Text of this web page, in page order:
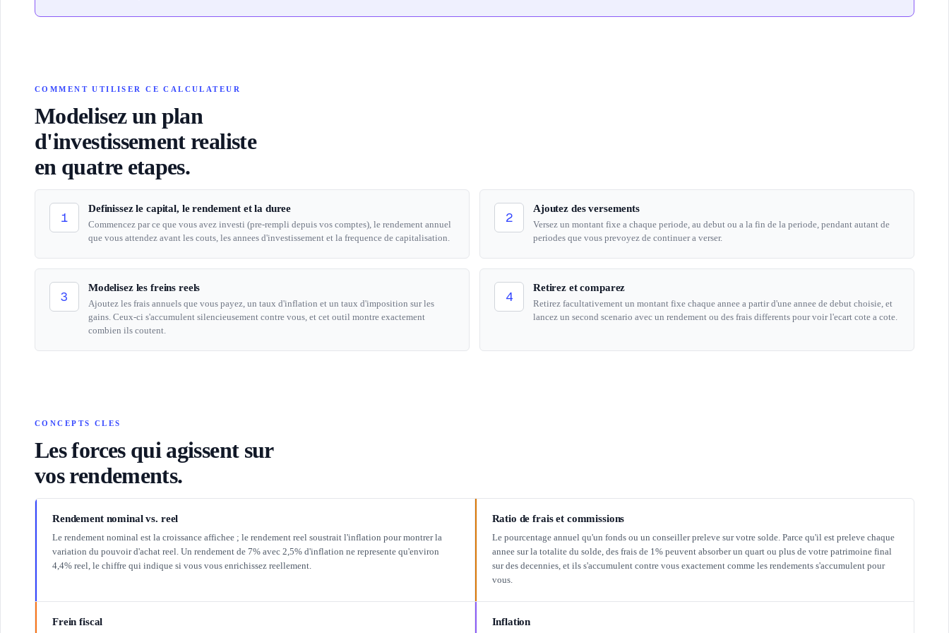
COMMENT UTILISER CE CALCULATEUR
Modelisez un plan
d'investissement realiste
en quatre etapes.
1
Definissez le capital, le rendement et la duree
Commencez par ce que vous avez investi (pre-rempli depuis vos comptes), le rendement annuel
que vous attendez avant les couts, les annees d'investissement et la frequence de capitalisation.
2
Ajoutez des versements
Versez un montant fixe a chaque periode, au debut ou a la fin de la periode, pendant autant de
periodes que vous prevoyez de continuer a verser.
3
Modelisez les freins reels
Ajoutez les frais annuels que vous payez, un taux d'inflation et un taux d'imposition sur les
gains. Ceux-ci s'accumulent silencieusement contre vous, et cet outil montre exactement
combien ils coutent.
4
Retirez et comparez
Retirez facultativement un montant fixe chaque annee a partir d'une annee de debut choisie, et
lancez un second scenario avec un rendement ou des frais differents pour voir l'ecart cote a cote.
CONCEPTS CLES
Les forces qui agissent sur
vos rendements.
Rendement nominal vs. reel
Le rendement nominal est la croissance affichee ; le rendement reel soustrait l'inflation pour montrer la
variation du pouvoir d'achat reel. Un rendement de 7% avec 2,5% d'inflation ne represente qu'environ
4,4% reel, le chiffre qui indique si vous vous enrichissez reellement.
Ratio de frais et commissions
Le pourcentage annuel qu'un fonds ou un conseiller preleve sur votre solde. Parce qu'il est preleve chaque
annee sur la totalite du solde, des frais de 1% peuvent absorber un quart ou plus de votre patrimoine final
sur des decennies, et ils s'accumulent contre vous exactement comme les rendements s'accumulent pour
vous.
Frein fiscal Inflation